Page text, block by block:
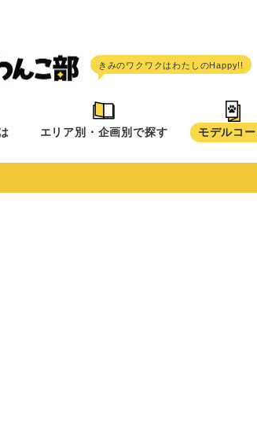
エリア別・企画別で探す モデルコ